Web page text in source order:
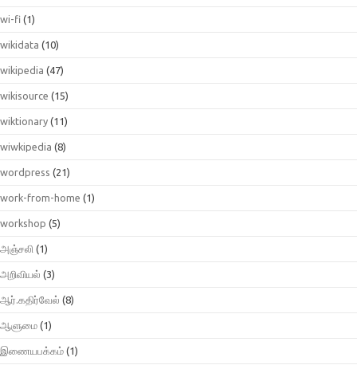
wi-fi (1)
wikidata (10)
wikipedia (47)
wikisource (15)
wiktionary (11)
wiwkipedia (8)
wordpress (21)
work-from-home (1)
workshop (5)
அஞ்சலி (1)
அறிவியல் (3)
ஆர்.கதிர்வேல் (8)
ஆளுமை (1)
இணையபக்கம் (1)